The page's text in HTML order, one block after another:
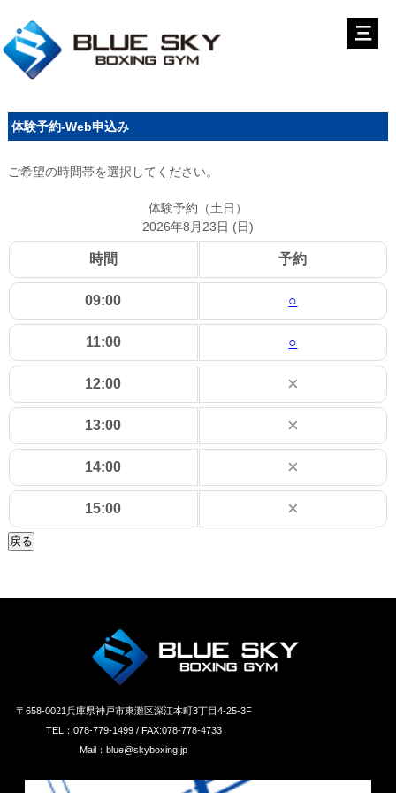
体験予約-Web申込み
ご希望の時間帯を選択してください。
体験予約（土日）
2026年8月23日 (日)
時間 予約
09:00 ○
11:00 ○
12:00 ×
13:00 ×
14:00 ×
15:00 ×
戻る
〒658‐0021兵庫県神戸市東灘区深江本町3丁目4-25-3F
TEL：078-779-1499 / FAX:078-778-4733
Mail：blue@skyboxing.jp